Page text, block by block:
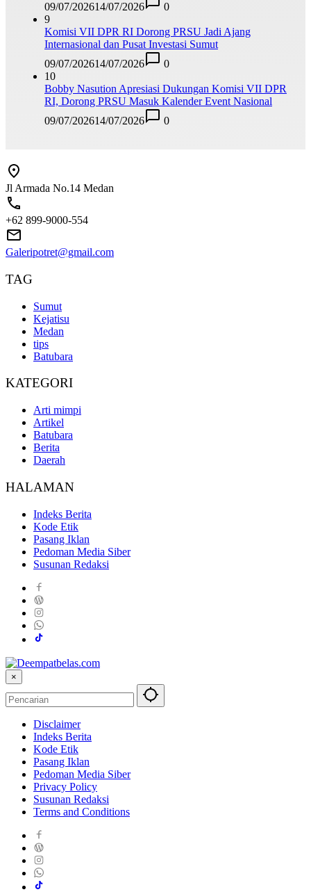
09/07/202614/07/2026
0
9
Komisi VII DPR RI Dorong PRSU Jadi Ajang
Internasional dan Pusat Investasi Sumut
09/07/202614/07/2026
0
10
Bobby Nasution Apresiasi Dukungan Komisi VII DPR
RI, Dorong PRSU Masuk Kalender Event Nasional
09/07/202614/07/2026 0
Jl Armada No.14 Medan
+62 899-9000-554
Galeripotret@gmail.com
TAG
Sumut
Kejatisu
Medan
tips
Batubara
KATEGORI
Arti mimpi
Artikel
Batubara
Berita
Daerah
HALAMAN
Indeks Berita
Kode Etik
Pasang Iklan
Pedoman Media Siber
Susunan Redaksi
×
Disclaimer
Indeks Berita
Kode Etik
Pasang Iklan
Pedoman Media Siber
Privacy Policy
Susunan Redaksi
Terms and Conditions